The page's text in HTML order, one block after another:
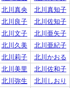
北川真央
北川真知子
北川良子
北川佐知子
北川文子
北川亜矢子
北川久美
北川亜紀子
北川莉子
北川かおる
北川美里
北川佐和子
北川弥生
北川しおり